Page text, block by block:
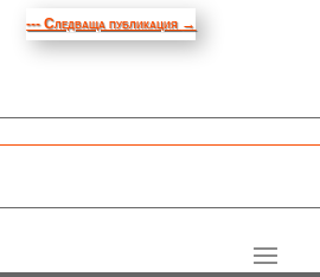
--- Следваща публикация →